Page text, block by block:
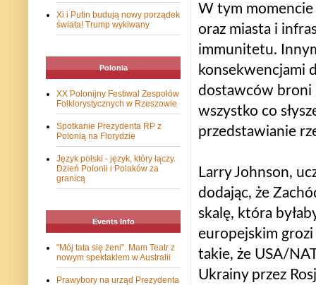
W tym momencie
oraz miasta i
immunitetu.
konsekwencjami
dostawców broni
wszystko co
przedstawianie
Larry Johnson,
dodając, że
skalę, która
europejskim grozi
takie, że USA/
Ukrainy przez
Xi i Putin budują nowy porządek
świata! Trump wykiwany
Polonia
XX Polonijny Festiwal Zespołów
Folklorystycznych w Rzeszowie
Spotkanie Prezydenta RP z
Polonią na Florydzie
Język polski - język, który łączy.
Dzień Polonii i Polaków za
granicą
Events Info
"Mój tata się żeni". Mam Teatr z
nowym spektaklem w Australii
Prawybory na urząd Prezydenta